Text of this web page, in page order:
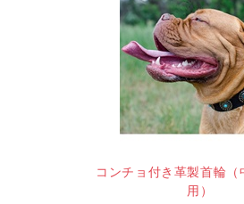
コンチョ付き革製首輪（
用）